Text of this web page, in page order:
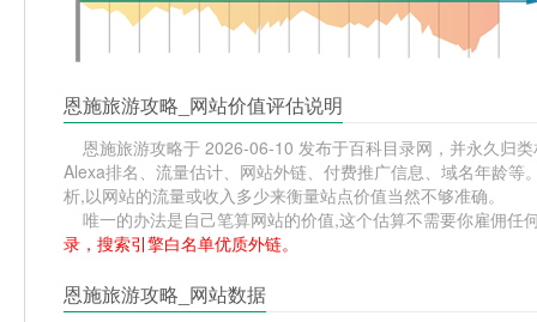
恩施旅游攻略_网站价值评估说明
恩施旅游攻略于 2026-06-10 发布于百科目录网，并永久归
Alexa排名、流量估计、网站外链、付费推广信息、域名年龄
析,以网站的流量或收入多少来衡量站点价值当然不够准确。
唯一的办法是自己笔算网站的价值,这个估算不需要你雇佣任
录，搜索引擎白名单优质外链。
恩施旅游攻略_网站数据